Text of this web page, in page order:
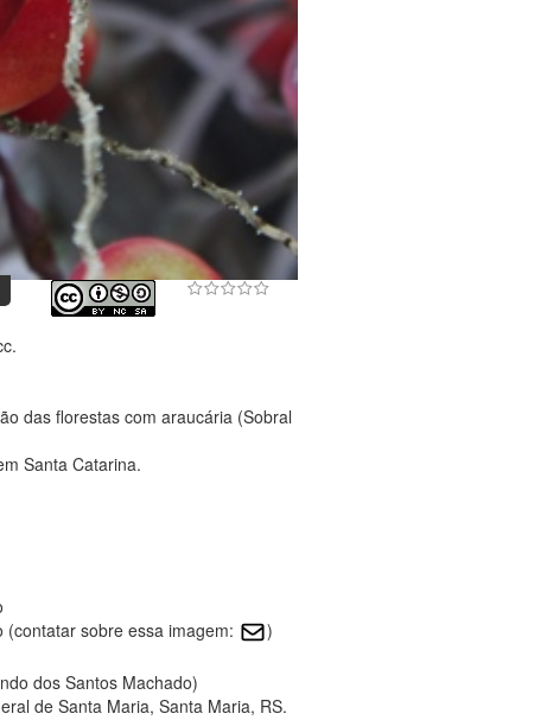
das florestas com araucária (Sobral
Santa Catarina.
sobre essa imagem:
)
dos Santos Machado)
de Santa Maria, Santa Maria, RS.